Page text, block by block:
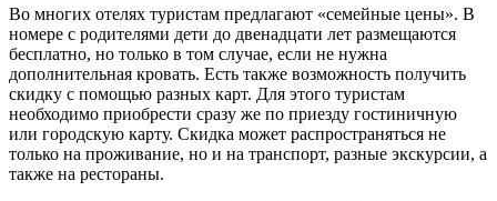
Во многих отелях туристам предлагают «семейные цены». В
номере с родителями дети до двенадцати лет размещаются
бесплатно, но только в том случае, если не нужна
дополнительная кровать. Есть также возможность получить
скидку с помощью разных карт. Для этого туристам
необходимо приобрести сразу же по приезду гостиничную
или городскую карту. Скидка может распространяться не
только на проживание, но и на транспорт, разные экскурсии, а
также на рестораны.